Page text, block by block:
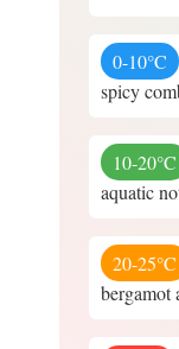
0-10°C
spicy
10-20°C
aquatic
20-25°C
bergamot